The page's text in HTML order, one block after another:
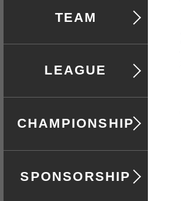
チームについて
リーグ戦
全日本選手権
協賛